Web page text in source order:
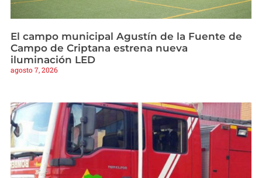
El campo municipal Agustín de la Fuente de
Campo de Criptana estrena nueva
iluminación LED
agosto 7, 2026